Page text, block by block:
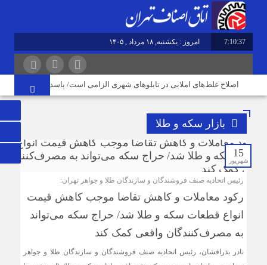
7:10:38 امروز : یکشنبه, ۱۸ مرداد , ۱۴۰۵
اصلاح غلط‌های املایی در تابلوهای شهری الزامی است/ پاسداری از زبان
بازار سکه و طلا
15
شهریور
رئیس اتحادیه صنف فروشندگان و سازندگان طلا و جواهر تهران:
رکود معاملات و کاهش تقاضا موجب کاهش قیمت‌
انواع قطعات سکه و طلا شد/ حراج سکه می‌تواند
به مصرف‌کنندگان واقعی کمک کند
نادر بذرافشان، رئیس اتحادیه صنف فروشندگان و سازندگان طلا و جواهر